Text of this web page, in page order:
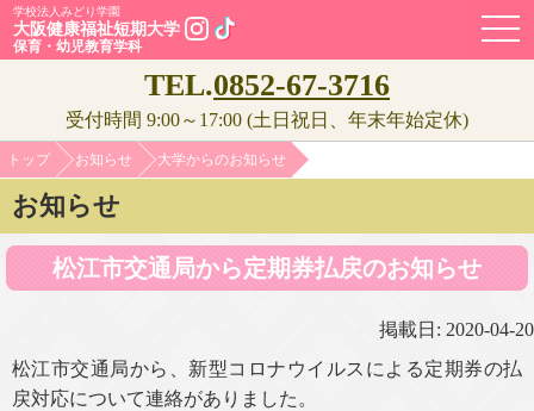
学校法人みどり学園
大阪健康福祉短期大学
保育・幼児教育学科
TEL.0852-67-3716
受付時間 9:00～17:00 (土日祝日、年末年始定休)
トップ お知らせ 大学からのお知らせ
お知らせ
松江市交通局から定期券払戻のお知らせ
掲載日: 2020-04-20
松江市交通局から、新型コロナウイルスによる定期券の払
戻対応について連絡がありました。